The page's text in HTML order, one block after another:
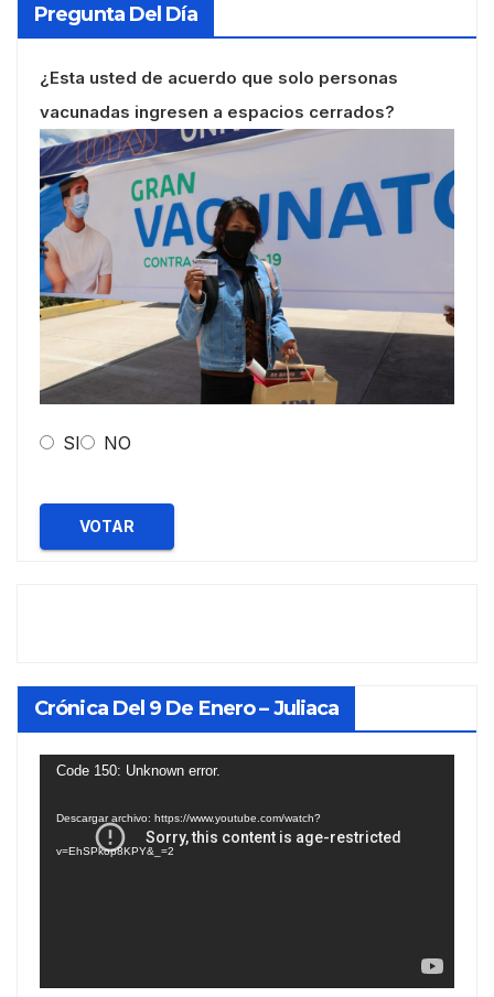
Pregunta Del Día
¿Esta usted de acuerdo que solo personas
vacunadas ingresen a espacios cerrados?
SI NO
VOTAR
Crónica Del 9 De Enero – Juliaca
Reproductor
Code 150: Unknown error.
Descargar archivo: https://www.youtube.com/watch?
v=EhSPkop8KPY&_=2